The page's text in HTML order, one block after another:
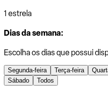
1 estrela
Dias da semana:
Escolha os dias que possui
Segunda-feira Terça-feira
Sábado
Todos